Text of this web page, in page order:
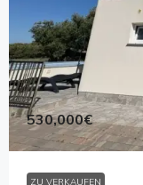
530,000€
ZU VERKAUFEN